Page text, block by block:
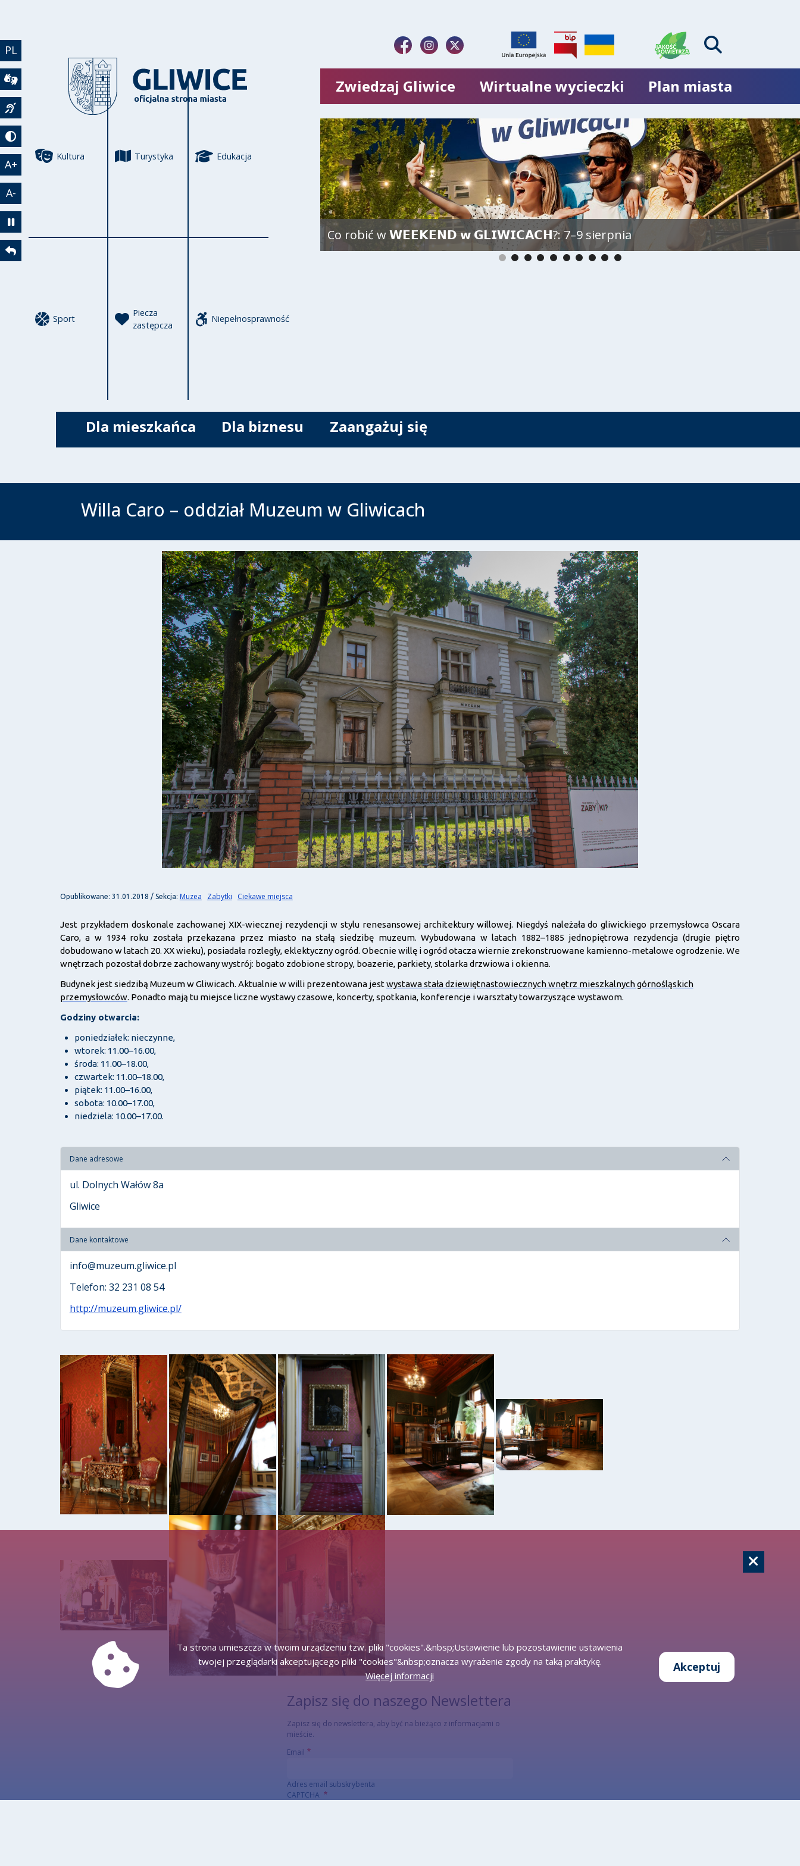
PL
Wideotłumacz
Język migowy
Tryb kontrastowy
A+
A-
Zatrzymaj animację
Powrót
Zwiedzaj Gliwice Wirtualne wycieczki Plan miasta
Co robić w 𝗪𝗘𝗘𝗞𝗘𝗡𝗗 𝘄 𝗚𝗟𝗜𝗪𝗜𝗖𝗔𝗖𝗛?: 7–9 sierpnia
Kultura Turystyka Edukacja
Sport
Piecza
zastępcza
Niepełnosprawność
Dla mieszkańca Dla biznesu Zaangażuj się
Willa Caro – oddział Muzeum w Gliwicach
Opublikowane: 31.01.2018 / Sekcja: Muzea Zabytki Ciekawe miejsca
Jest przykładem doskonale zachowanej XIX-wiecznej rezydencji w stylu renesansowej architektury willowej. Niegdyś należała do gliwickiego przemysłowca Oscara
Caro, a w 1934 roku została przekazana przez miasto na stałą siedzibę muzeum. Wybudowana w latach 1882–1885 jednopiętrowa rezydencja (drugie piętro
dobudowano w latach 20. XX wieku), posiadała rozległy, eklektyczny ogród. Obecnie willę i ogród otacza wiernie zrekonstruowane kamienno-metalowe ogrodzenie. We
wnętrzach pozostał dobrze zachowany wystrój: bogato zdobione stropy, boazerie, parkiety, stolarka drzwiowa i okienna.
Budynek jest siedzibą Muzeum w Gliwicach. Aktualnie w willi prezentowana jestwystawa stała dziewiętnastowiecznych wnętrz mieszkalnych górnośląskich
przemysłowców. Ponadto mają tu miejsce liczne wystawy czasowe, koncerty, spotkania, konferencje i warsztaty towarzyszące wystawom.
Godziny otwarcia:
poniedziałek: nieczynne,
wtorek: 11.00–16.00,
środa: 11.00–18.00,
czwartek: 11.00–18.00,
piątek: 11.00–16.00,
sobota: 10.00–17.00,
niedziela: 10.00–17.00.
Dane adresowe
ul. Dolnych Wałów 8a
Gliwice
Dane kontaktowe
info@muzeum.gliwice.pl
Telefon: 32 231 08 54
http://muzeum.gliwice.pl/
Zapisz się do naszego Newslettera
Zapisz się do newslettera, aby być na bieżąco z informacjami o
mieście.
Email
Adres email subskrybenta
CAPTCHA
Ta strona umieszcza w twoim urządzeniu tzw. pliki "cookies".&nbsp;Ustawienie lub pozostawienie ustawienia
twojej przeglądarki akceptującego pliki "cookies"&nbsp;oznacza wyrażenie zgody na taką praktykę.
Więcej informacji
Akceptuj